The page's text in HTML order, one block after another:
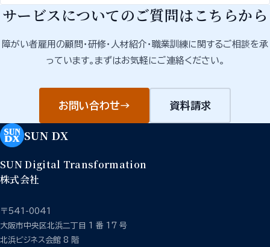
サービスについてのご質問はこちらから
障がい者雇用の顧問・研修・人材紹介・職業訓練に関するご相談を承
っています。まずはお気軽にご連絡ください。
お問い合わせ→ 資料請求
SUN DX
SUN Digital Transformation
株式会社
〒541-0041
大阪市中央区北浜二丁目 1 番 17 号
北浜ビジネス会館 8 階